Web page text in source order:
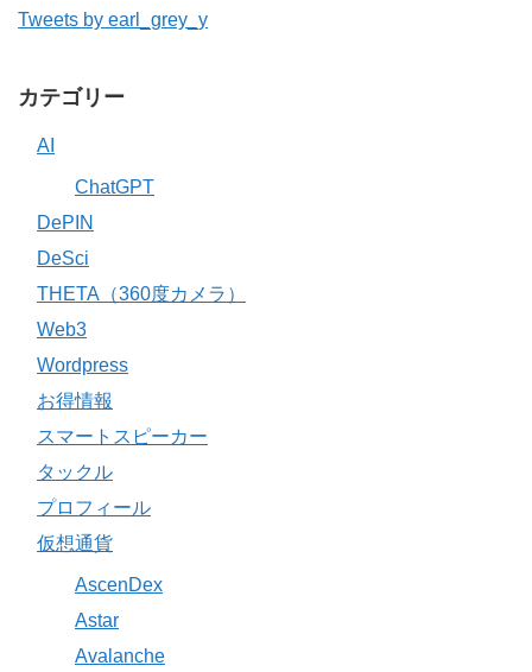
Tweets by earl_grey_y
カテゴリー
AI
ChatGPT
DePIN
DeSci
THETA（360度カメラ）
Web3
Wordpress
お得情報
スマートスピーカー
タックル
プロフィール
仮想通貨
AscenDex
Astar
Avalanche